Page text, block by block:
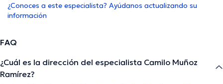
¿Conoces a este especialista? Ayúdanos actualizando su
información
FAQ
¿Cuál es la dirección del especialista Camilo Muñoz
Ramírez?